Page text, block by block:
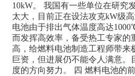
10kW。
我国有一些单位在研究
太大，目前正在设法攻克kW级高
电池由于排出气体温度高达
而发挥高效率，备受热工专家的
高，给燃料电池制造工程师带来
巨资，但进展仍不能令人满意
度的方向努力。
四 燃料电池的